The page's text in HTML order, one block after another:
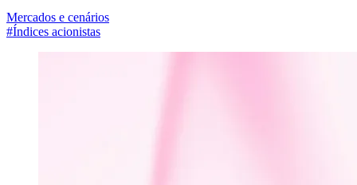
Mercados e cenários
#Índices acionistas